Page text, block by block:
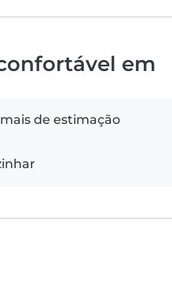
em
de estimação